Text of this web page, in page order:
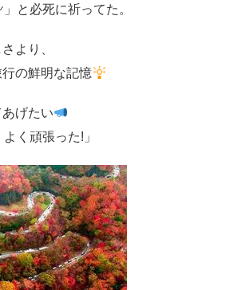
」と必死に祈ってた。
より、
の鮮明な記憶
げたい
く頑張った!」